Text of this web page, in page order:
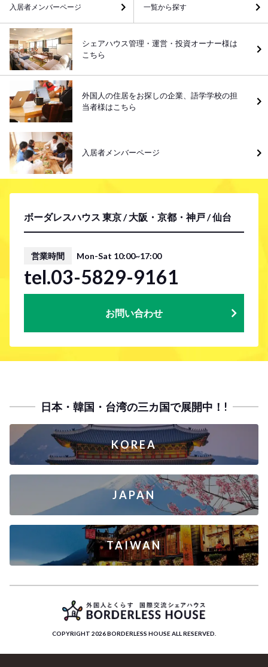
ボーダレスハウス 東京 / 大阪・京都・神戸 / 仙台
営業時間 Mon-Sat 10:00~17:00
tel.03-5829-9161
お問い合わせ
入居者メンバーページ 一覧から探す
シェアハウス管理・運営・投資オーナー様は
こちら
外国人の住居をお探しの企業、語学学校の担
当者様はこちら
入居者メンバーページ
日本・韓国・台湾の三カ国で展開中！!
KOREA
JAPAN
TAIWAN
COPYRIGHT 2026 BORDERLESS HOUSE ALL RESERVED.